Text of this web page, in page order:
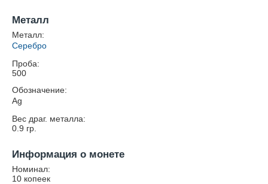
Металл
Металл:
Серебро
Проба:
500
Обозначение:
Ag
Вес драг. металла:
0.9 гр.
Информация о монете
Номинал:
10 копеек